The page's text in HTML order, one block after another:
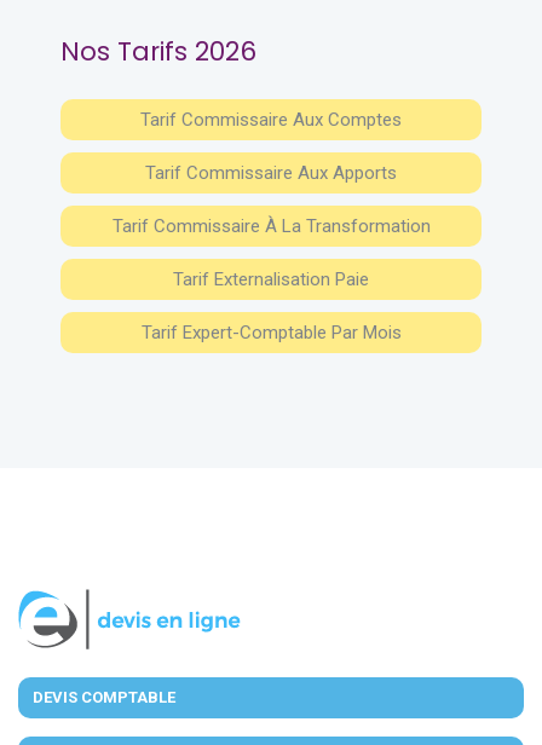
Nos Tarifs 2026
Tarif Commissaire Aux Comptes
Tarif Commissaire Aux Apports
Tarif Commissaire À La Transformation
Tarif Externalisation Paie
Tarif Expert-Comptable Par Mois
DEVIS COMPTABLE